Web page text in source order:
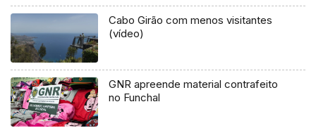
Cabo Girão com menos visitantes
(vídeo)
GNR apreende material contrafeito
no Funchal